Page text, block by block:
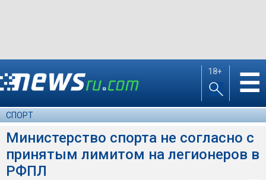
18+ ☰
СПОРТ
Министерство спорта не согласно с
принятым лимитом на легионеров в
РФПЛ